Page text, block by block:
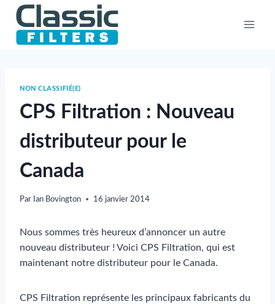
Aller
contenu
NON CLASSIFIÉ(E)
CPS Filtration : Nouveau
distributeur pour le
Canada
Par Ian Bovington 16 janvier 2014
Nous sommes très heureux d’annoncer un autre
nouveau distributeur ! Voici CPS Filtration, qui est
maintenant notre distributeur pour le Canada.
CPS Filtration représente les principaux fabricants du